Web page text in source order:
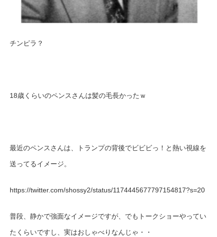
チンピラ？
18歳くらいのペンスさんは髪の毛長かったｗ
最近のペンスさんは、トランプの背後でビビビっ！と熱い視線を
送ってるイメージ。
https://twitter.com/shossy2/status/1174445677797154817?s=20
普段、静かで強面なイメージですが、でもトークショーやってい
たくらいですし、実はおしゃべりなんじゃ・・